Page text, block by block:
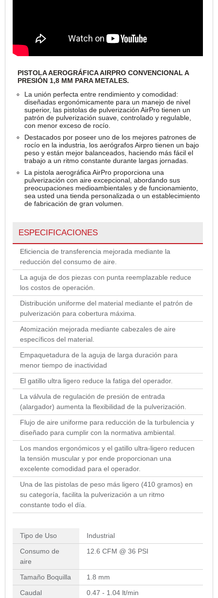
PISTOLA AEROGRÁFICA AIRPRO CONVENCIONAL A
PRESIÓN 1,8 MM PARA METALES.
La unión perfecta entre rendimiento y comodidad:
diseñadas ergonómicamente para un manejo de nivel
superior, las pistolas de pulverización AirPro tienen un
patrón de pulverización suave, controlado y regulable,
con menor exceso de rocío.
Destacados por poseer uno de los mejores patrones de
rocío en la industria, los aerógrafos Airpro tienen un bajo
peso y están mejor balanceados, haciendo más fácil el
trabajo a un ritmo constante durante largas jornadas.
La pistola aerográfica AirPro proporciona una
pulverización con aire excepcional, abordando sus
preocupaciones medioambientales y de funcionamiento,
sea usted una tienda personalizada o un establecimiento
de fabricación de gran volumen.
ESPECIFICACIONES
Eficiencia de transferencia mejorada mediante la
reducción del consumo de aire.
La aguja de dos piezas con punta reemplazable reduce
los costos de operación.
Distribución uniforme del material mediante el patrón de
pulverización para cobertura máxima.
Atomización mejorada mediante cabezales de aire
específicos del material.
Empaquetadura de la aguja de larga duración para
menor tiempo de inactividad
El gatillo ultra ligero reduce la fatiga del operador.
La válvula de regulación de presión de entrada
(alargador) aumenta la flexibilidad de la pulverización.
Flujo de aire uniforme para reducción de la turbulencia y
diseñado para cumplir con la normativa ambiental.
Los mandos ergonómicos y el gatillo ultra-ligero reducen
la tensión muscular y por ende proporcionan una
excelente comodidad para el operador.
Una de las pistolas de peso más ligero (410 gramos) en
su categoría, facilita la pulverización a un ritmo
constante todo el día.
Tipo de Uso
Industrial
Consumo de
aire
12.6 CFM @ 36 PSI
Tamaño Boquilla
1.8 mm
Caudal
0.47 - 1.04 lt/min